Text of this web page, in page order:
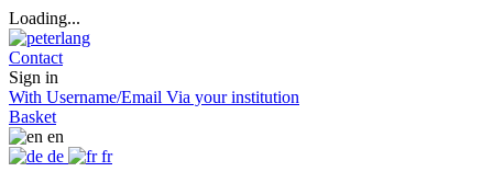
Loading...
Contact
Sign in
With Username/Email Via your institution
Basket
en
de
fr